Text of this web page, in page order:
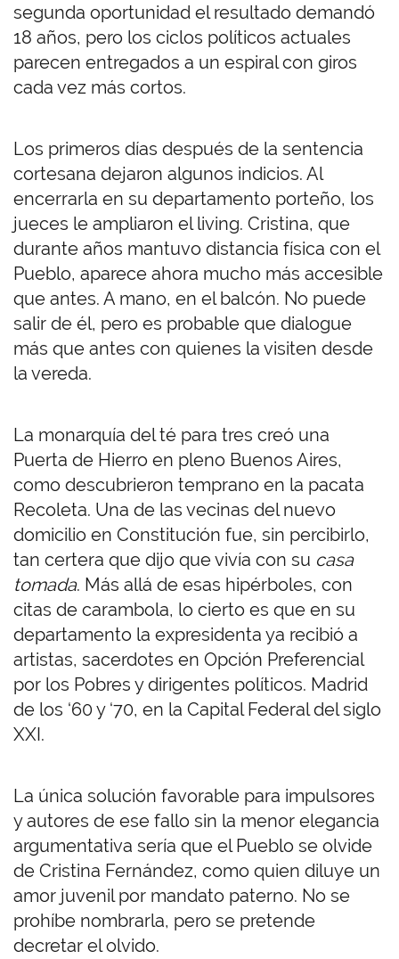
segunda oportunidad el resultado demandó
18 años, pero los ciclos políticos actuales
parecen entregados a un espiral con giros
cada vez más cortos.
Los primeros días después de la sentencia
cortesana dejaron algunos indicios. Al
encerrarla en su departamento porteño, los
jueces le ampliaron el living. Cristina, que
durante años mantuvo distancia física con el
Pueblo, aparece ahora mucho más accesible
que antes. A mano, en el balcón. No puede
salir de él, pero es probable que dialogue
más que antes con quienes la visiten desde
la vereda.
La monarquía del té para tres creó una
Puerta de Hierro en pleno Buenos Aires,
como descubrieron temprano en la pacata
Recoleta. Una de las vecinas del nuevo
domicilio en Constitución fue, sin percibirlo,
tan certera que dijo que vivía con su casa
tomada. Más allá de esas hipérboles, con
citas de carambola, lo cierto es que en su
departamento la expresidenta ya recibió a
artistas, sacerdotes en Opción Preferencial
por los Pobres y dirigentes políticos. Madrid
de los ‘60 y ‘70, en la Capital Federal del siglo
XXI.
La única solución favorable para impulsores
y autores de ese fallo sin la menor elegancia
argumentativa sería que el Pueblo se olvide
de Cristina Fernández, como quien diluye un
amor juvenil por mandato paterno. No se
prohíbe nombrarla, pero se pretende
decretar el olvido.